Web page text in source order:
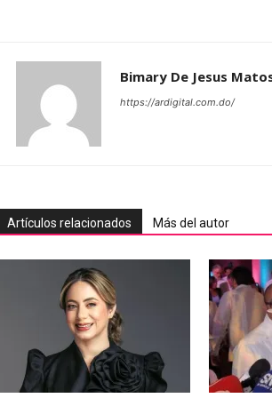
Bimary De Jesus
https://ardigital.com.do/
Artículos relacionados Más del autor